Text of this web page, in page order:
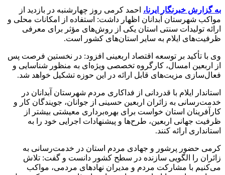
به گزارش خبرنگار ایرنا، احمد کرمی روز چهارشنبه در بازدید از
مواکب شهرستان آبدانان اظهار داشت: استفاده از امکانات محلی و
ارائه تولیدات سنتی استان یکی از روش‌های مؤثر برای معرفی
ظرفیت‌های ایلام به سایر استان‌های کشور است.
وی با تأکید بر توسعه اقتصاد اربعینی افزود: در نخستین فرصت پس
از اربعین امسال، کارگروه تخصصی ویژه‌ای به منظور شناسایی و
فعال‌سازی مزیت‌های قابل ارائه در این حوزه تشکیل خواهد شد.
استاندار ایلام با قدردانی از فداکاری مردم شهرستان آبدانان در
خدمت‌رسانی به زائران اربعین حسینی از جوانان، جویندگان کار و
کارآفرینان استان خواست برای بهره‌برداری معیشتی بیشتر از
ظرفیت جهانی اربعین، طرح‌ها و پیشنهادات اجرایی خود را به
استانداری ارائه کنند.
کرمی حضور پرشور و جهادی مردم استان در خدمت‌رسانی به
زائران را الگویی سازنده در سطح کشور دانست و گفت: تلاش
می‌کنیم با مشارکت مردم و مدیران نهادهای مردمی، مواکب